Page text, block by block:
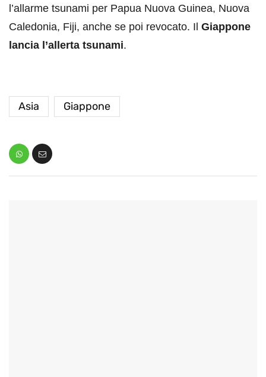
l’allarme tsunami per Papua Nuova Guinea, Nuova
Caledonia, Fiji, anche se poi revocato. Il Giappone
lancia l’allerta tsunami.
Asia Giappone